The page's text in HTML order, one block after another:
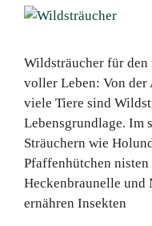
Wildsträucher für den
voller Leben: Von der
viele Tiere sind
Lebensgrundlage. Im
Sträuchern wie
Pfaffenhütchen
Heckenbraunelle
ernähren Insekten